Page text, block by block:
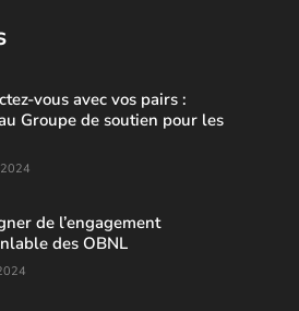
vous avec vos pairs :
Groupe de soutien pour les
de l’engagement
des OBNL